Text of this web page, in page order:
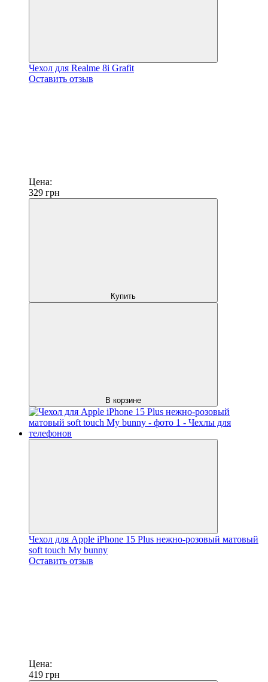
Чехол для Realme 8i Grafit
Оставить отзыв
Цена:
329 грн
Купить
В корзине
Чехол для Apple iPhone 15 Plus нежно-розовый матовый
soft touch My bunny
Оставить отзыв
Цена:
419 грн